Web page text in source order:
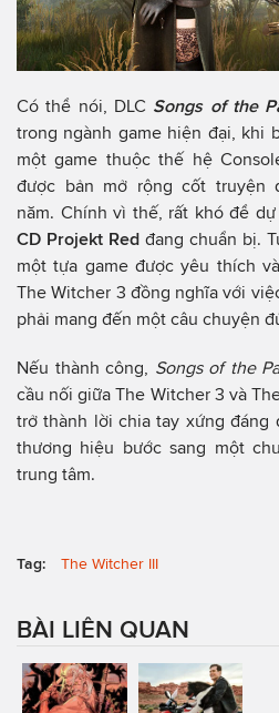
Có thể nói, DLC Songs of the
trong ngành game hiện đại, khi
một game thuộc thế hệ
được bản mở rộng cốt truyện
năm. Chính vì thế, rất khó để
CD Projekt Red đang chuẩn bị.
một tựa game được yêu thích
The Witcher 3 đồng nghĩa với
phải mang đến một câu chuyện
Nếu thành công, Songs of the
cầu nối giữa The Witcher 3 và
trở thành lời chia tay xứng đáng
thương hiệu bước sang một
trung tâm.
Tag: The Witcher III
BÀI LIÊN QUAN